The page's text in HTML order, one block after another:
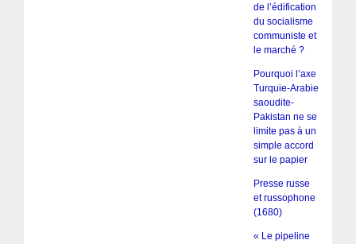
de l’édification
du socialisme
communiste et
le marché ?
Pourquoi l’axe
Turquie-Arabie
saoudite-
Pakistan ne se
limite pas à un
simple accord
sur le papier
Presse russe
et russophone
(1680)
« Le pipeline